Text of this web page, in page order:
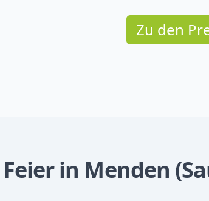
Zu den
in Menden